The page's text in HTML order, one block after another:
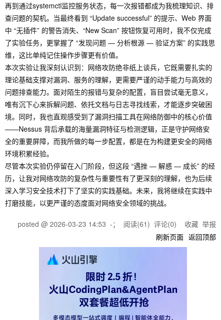
再到通过systemctl监控服务状态，每一次报错都成为我梳理知识、排
查问题的契机。当最终看到 “Update successful” 的提示、Web 界面
中 “无插件” 的警告消失、“New Scan” 按钮恢复可用时，我不仅完成
了实验任务，更掌握了 “发现问题 — 分析根源 — 验证方案” 的实践思
维，这比单纯记住操作步骤更有价值。
本次实验让我深刻认识到：网络攻防绝非纸上谈兵，它既需要扎实的
理论基础支撑对漏洞、服务的理解，更需要严谨的动手能力与高效的
问题排查能力。面对陌生的报错与复杂的配置，盲目尝试毫无意义，
唯有沉下心来拆解问题、依托文档与日志寻找线索，才能逐步突破困
境。同时，我也直观感受到了漏洞扫描工具在网络防御中的核心价值
——Nessus 背后承载的海量漏洞特征与检测逻辑，正是守护网络安
全的重要屏障，而我所做的每一步配置，都是在为构建更安全的网络
环境积累经验。
尽管本次实验仍停留在入门阶段，但这段 “遇挫 — 解惑 — 成长” 的经
历，让我对网络攻防的复杂性与重要性有了更深刻的理解，也为后续
深入学习安全技术打下了坚实的实践基础。未来，我将继续在实践中
打磨技能，以更严谨的态度面对网络安全领域的挑战。
posted @ 2026-03-23 14:53 -； 阅读(61) 评论(0) 收藏 举报
刷新页面 返回顶部